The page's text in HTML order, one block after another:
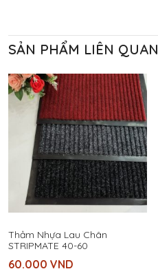
SẢN PHẨM LIÊN QUAN
Thảm Nhựa Lau Chân
STRIPMATE 40-60
60.000 VND